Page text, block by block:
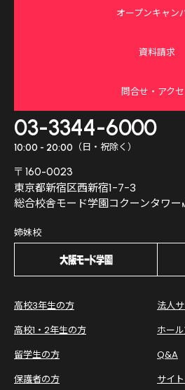
オープンキャン
資料請求
問合せ・アク
03-3344-6000
10:00 - 20:00 （日・祝除く）
〒160-0023
東京都新宿区西新宿1-7-3
総合校舎モード学園コクーンタワー
姉妹校
高校3年生の方
高校1・2年生の方
留学生の方
保護者の方
法人
ホー
Q&A
サイ